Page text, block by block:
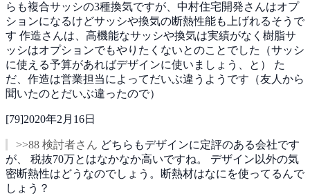
らも複合サッシの3種換気ですが、中村住宅開発さんはオプ
ションになるけどサッシや換気の断熱性能も上げれるそうで
す 作造さんは、高機能なサッシや換気は実績がなく樹脂サ
ッシはオプションでもやりたくないとのことでした（サッシ
に使える予算があればデザインに使いましょう、と） た
だ、作造は営業担当によってだいぶ違うようです（友人から
聞いたのとだいぶ違ったので）
[79]2020年2月16日
>>88 検討者さん どちらもデザインに定評のある会社です
が、 税抜70万とはなかなか高いですね。 デザイン以外の気
密断熱性はどうなのでしょう。断熱材はなにを使ってるんで
しょう？